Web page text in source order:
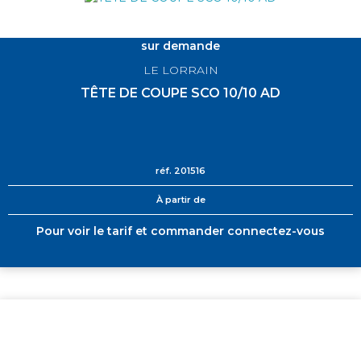
sur demande
LE LORRAIN
TÊTE DE COUPE SCO 10/10 AD
réf. 201516
À partir de
Pour voir le tarif et commander connectez-vous